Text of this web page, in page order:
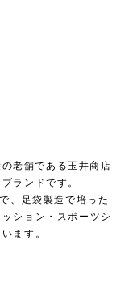
老舗である玉井商店
ランドです。
、足袋製造で培った
ション・スポーツシ
ます。